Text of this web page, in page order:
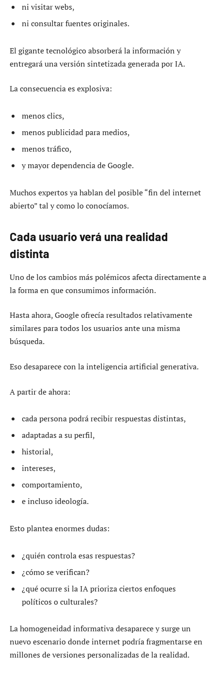
ni visitar webs,
ni consultar fuentes originales.
El gigante tecnológico absorberá la información y
entregará una versión sintetizada generada por IA.
La consecuencia es explosiva:
menos clics,
menos publicidad para medios,
menos tráfico,
y mayor dependencia de Google.
Muchos expertos ya hablan del posible “fin del internet
abierto” tal y como lo conocíamos.
Cada usuario verá una realidad
distinta
Uno de los cambios más polémicos afecta directamente a
la forma en que consumimos información.
Hasta ahora, Google ofrecía resultados relativamente
similares para todos los usuarios ante una misma
búsqueda.
Eso desaparece con la inteligencia artificial generativa.
A partir de ahora:
cada persona podrá recibir respuestas distintas,
adaptadas a su perfil,
historial,
intereses,
comportamiento,
e incluso ideología.
Esto plantea enormes dudas:
¿quién controla esas respuestas?
¿cómo se verifican?
¿qué ocurre si la IA prioriza ciertos enfoques
políticos o culturales?
La homogeneidad informativa desaparece y surge un
nuevo escenario donde internet podría fragmentarse en
millones de versiones personalizadas de la realidad.